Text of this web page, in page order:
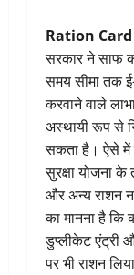
Ration Card
सरकार ने साफ
समय सीमा तक
करवाने वाले
अस्थायी रूप से
सकता है। ऐसे में
सुरक्षा योजना
और अन्य राशन
का मानना है कि
डुप्लीकेट एंट्री
पर भी राशन